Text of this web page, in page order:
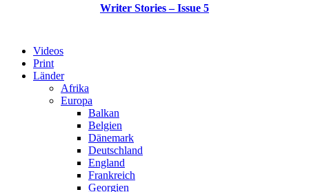
Writer Stories – Issue 5
Videos
Print
Länder
Afrika
Europa
Balkan
Belgien
Dänemark
Deutschland
England
Frankreich
Georgien